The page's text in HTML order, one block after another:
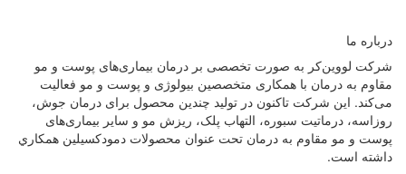
درباره ما
شرکت لووین‌کر به صورت تخصصی بر درمان بیماری‌های پوست و مو
مقاوم به درمان با همکاری متخصصین بیولوژی و پوست و مو فعالیت
می‌کند. این شرکت تاکنون در توليد چندین محصول برای درمان جوش،
روزاسه، درماتيت سبوره، التهاب پلک، ریزش مو و سایر بیماری‌های
پوست و مو مقاوم به درمان تحت عنوان محصولات دمودکسیلین همكاري
داشته است.